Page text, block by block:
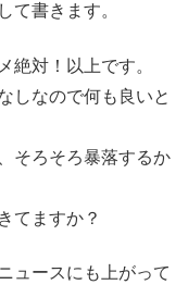
て書きます。
絶対！以上です。
しなので何も良いと
そろそろ暴落するか
てますか？
ュースにも上がって